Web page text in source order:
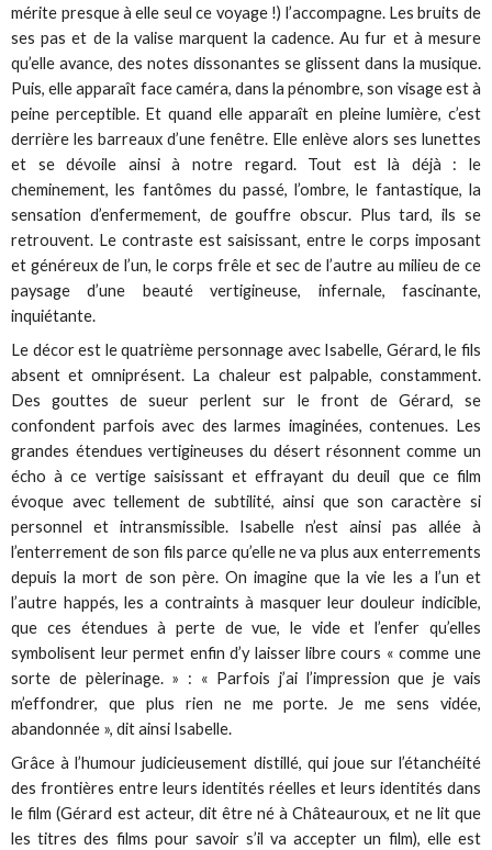
mérite presque à elle seul ce voyage !) l’accompagne. Les bruits de
ses pas et de la valise marquent la cadence. Au fur et à mesure
qu’elle avance, des notes dissonantes se glissent dans la musique.
Puis, elle apparaît face caméra, dans la pénombre, son visage est à
peine perceptible. Et quand elle apparaît en pleine lumière, c’est
derrière les barreaux d’une fenêtre. Elle enlève alors ses lunettes
et se dévoile ainsi à notre regard. Tout est là déjà : le
cheminement, les fantômes du passé, l’ombre, le fantastique, la
sensation d’enfermement, de gouffre obscur. Plus tard, ils se
retrouvent. Le contraste est saisissant, entre le corps imposant
et généreux de l’un, le corps frêle et sec de l’autre au milieu de ce
paysage d’une beauté vertigineuse, infernale, fascinante,
inquiétante.
Le décor est le quatrième personnage avec Isabelle, Gérard, le fils
absent et omniprésent. La chaleur est palpable, constamment.
Des gouttes de sueur perlent sur le front de Gérard, se
confondent parfois avec des larmes imaginées, contenues. Les
grandes étendues vertigineuses du désert résonnent comme un
écho à ce vertige saisissant et effrayant du deuil que ce film
évoque avec tellement de subtilité, ainsi que son caractère si
personnel et intransmissible. Isabelle n’est ainsi pas allée à
l’enterrement de son fils parce qu’elle ne va plus aux enterrements
depuis la mort de son père. On imagine que la vie les a l’un et
l’autre happés, les a contraints à masquer leur douleur indicible,
que ces étendues à perte de vue, le vide et l’enfer qu’elles
symbolisent leur permet enfin d’y laisser libre cours « comme une
sorte de pèlerinage. » : « Parfois j’ai l’impression que je vais
m’effondrer, que plus rien ne me porte. Je me sens vidée,
abandonnée », dit ainsi Isabelle.
Grâce à l’humour judicieusement distillé, qui joue sur l’étanchéité
des frontières entre leurs identités réelles et leurs identités dans
le film (Gérard est acteur, dit être né à Châteauroux, et ne lit que
les titres des films pour savoir s’il va accepter un film), elle est